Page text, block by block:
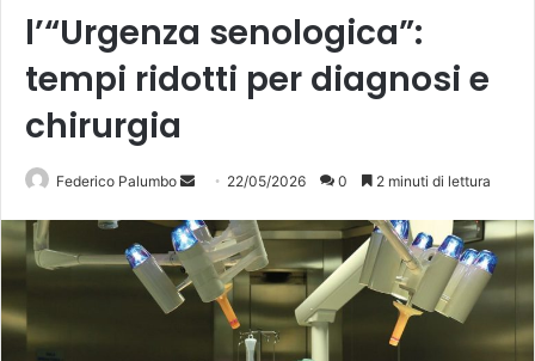
l’“Urgenza senologica”:
tempi ridotti per diagnosi e
chirurgia
Federico Palumbo
Invia 22/05/2026 0 2 minuti di lettura